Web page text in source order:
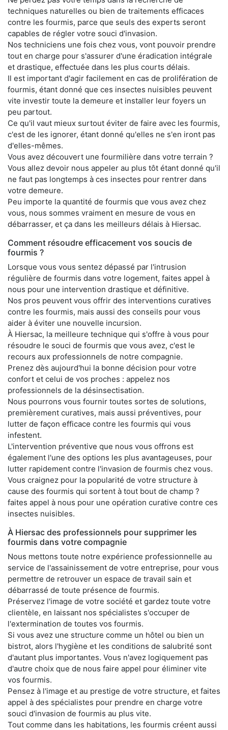
techniques naturelles ou bien de traitements efficaces
contre les fourmis, parce que seuls des experts seront
capables de régler votre souci d'invasion.
Nos techniciens une fois chez vous, vont pouvoir prendre
tout en charge pour s'assurer d'une éradication intégrale
et drastique, effectuée dans les plus courts délais.
Il est important d'agir facilement en cas de prolifération de
fourmis, étant donné que ces insectes nuisibles peuvent
vite investir toute la demeure et installer leur foyers un
peu partout.
Ce qu'il vaut mieux surtout éviter de faire avec les fourmis,
c'est de les ignorer, étant donné qu'elles ne s'en iront pas
d'elles-mêmes.
Vous avez découvert une fourmilière dans votre terrain ?
Vous allez devoir nous appeler au plus tôt étant donné qu'il
ne faut pas longtemps à ces insectes pour rentrer dans
votre demeure.
Peu importe la quantité de fourmis que vous avez chez
vous, nous sommes vraiment en mesure de vous en
débarrasser, et ça dans les meilleurs délais à Hiersac.
Comment résoudre efficacement vos soucis de
fourmis ?
Lorsque vous vous sentez dépassé par l'intrusion
régulière de fourmis dans votre logement, faites appel à
nous pour une intervention drastique et définitive.
Nos pros peuvent vous offrir des interventions curatives
contre les fourmis, mais aussi des conseils pour vous
aider à éviter une nouvelle incursion.
À Hiersac, la meilleure technique qui s'offre à vous pour
résoudre le souci de fourmis que vous avez, c'est le
recours aux professionnels de notre compagnie.
Prenez dès aujourd'hui la bonne décision pour votre
confort et celui de vos proches : appelez nos
professionnels de la désinsectisation.
Nous pourrons vous fournir toutes sortes de solutions,
premièrement curatives, mais aussi préventives, pour
lutter de façon efficace contre les fourmis qui vous
infestent.
L'intervention préventive que nous vous offrons est
également l'une des options les plus avantageuses, pour
lutter rapidement contre l'invasion de fourmis chez vous.
Vous craignez pour la popularité de votre structure à
cause des fourmis qui sortent à tout bout de champ ?
faites appel à nous pour une opération curative contre ces
insectes nuisibles.
À Hiersac des professionnels pour supprimer les
fourmis dans votre compagnie
Nous mettons toute notre expérience professionnelle au
service de l'assainissement de votre entreprise, pour vous
permettre de retrouver un espace de travail sain et
débarrassé de toute présence de fourmis.
Préservez l'image de votre société et gardez toute votre
clientèle, en laissant nos spécialistes s'occuper de
l'extermination de toutes vos fourmis.
Si vous avez une structure comme un hôtel ou bien un
bistrot, alors l'hygiène et les conditions de salubrité sont
d'autant plus importantes. Vous n'avez logiquement pas
d'autre choix que de nous faire appel pour éliminer vite
vos fourmis.
Pensez à l'image et au prestige de votre structure, et faites
appel à des spécialistes pour prendre en charge votre
souci d'invasion de fourmis au plus vite.
Tout comme dans les habitations, les fourmis créent aussi